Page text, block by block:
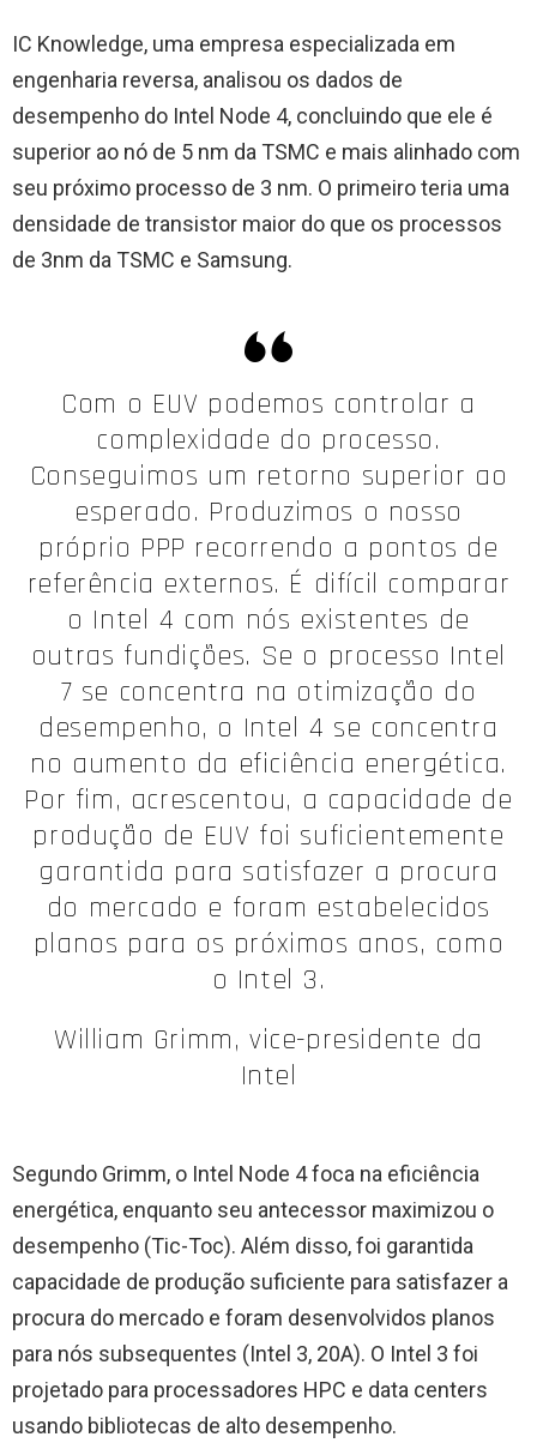
IC Knowledge, uma empresa especializada em
engenharia reversa, analisou os dados de
desempenho do Intel Node 4, concluindo que ele é
superior ao nó de 5 nm da TSMC e mais alinhado com
seu próximo processo de 3 nm. O primeiro teria uma
densidade de transistor maior do que os processos
de 3nm da TSMC e Samsung.
Com o EUV podemos controlar a
complexidade do processo.
Conseguimos um retorno superior ao
esperado. Produzimos o nosso
próprio PPP recorrendo a pontos de
referência externos. É difícil comparar
o Intel 4 com nós existentes de
outras fundições. Se o processo Intel
7 se concentra na otimização do
desempenho, o Intel 4 se concentra
no aumento da eficiência energética.
Por fim, acrescentou, a capacidade de
produção de EUV foi suficientemente
garantida para satisfazer a procura
do mercado e foram estabelecidos
planos para os próximos anos, como
o Intel 3.
William Grimm, vice-presidente da
Intel
Segundo Grimm, o Intel Node 4 foca na eficiência
energética, enquanto seu antecessor maximizou o
desempenho (Tic-Toc). Além disso, foi garantida
capacidade de produção suficiente para satisfazer a
procura do mercado e foram desenvolvidos planos
para nós subsequentes (Intel 3, 20A). O Intel 3 foi
projetado para processadores HPC e data centers
usando bibliotecas de alto desempenho.